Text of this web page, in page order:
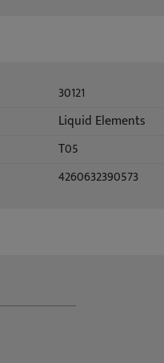
30121
Liquid Elements
T05
4260632390573